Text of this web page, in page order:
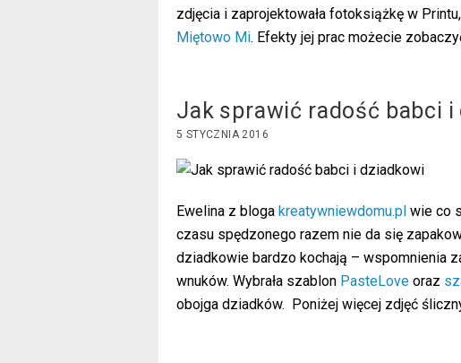
zdjęcia i zaprojektowała fotoksiążkę w
Miętowo Mi. Efekty jej prac możecie
Jak sprawić radość babci i
5 STYCZNIA 2016
Ewelina z bloga kreatywniewdomu.pl wie co
czasu spędzonego razem nie da się
dziadkowie bardzo kochają – wspomnienia
wnuków. Wybrała szablon PasteLove oraz
obojga dziadków. Poniżej więcej zdjęć